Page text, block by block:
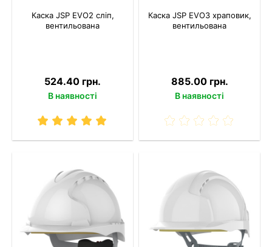
Каска JSP EVO2 сліп,
вентильована
524.40 грн.
В наявності
Каска JSP EVO3 храповик,
вентильована
885.00 грн.
В наявності